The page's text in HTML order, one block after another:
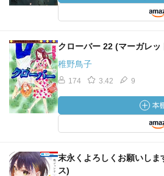
クローバー 22 (マーガレッ
稚野鳥子
174 3.42 9
末永くよろしくお願いしま
ス)